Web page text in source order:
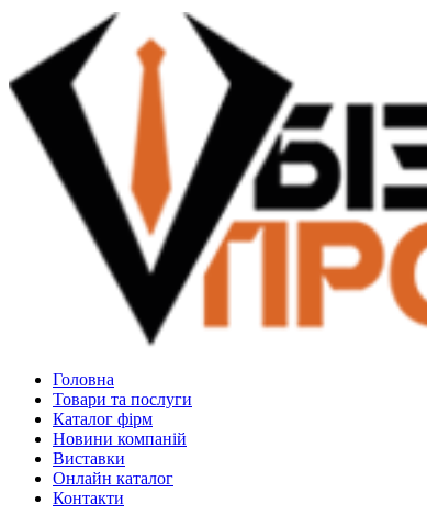
Головна
Товари та послуги
Каталог фірм
Новини компаній
Виставки
Онлайн каталог
Контакти